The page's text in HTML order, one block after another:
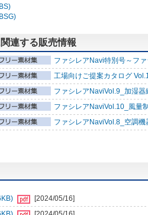
連する販売情報
ファシレアNavi特別号～フ
工場向けご提案カタログ
ファシレアNaviVol.9_加湿
ファシレアNaviVol.10_風量
ファシレアNaviVol.8_空調
[2024/05/16]